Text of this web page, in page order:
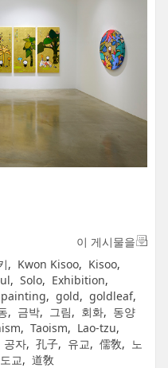
이 게시물을
, Kwon Kisoo, Kisoo,
, Solo, Exhibition,
painting, gold, goldleaf,
, 금박, 그림, 회화, 동양
, Taoism, Lao-tzu,
공자, 孔子, 유교, 儒敎, 노
도교, 道敎